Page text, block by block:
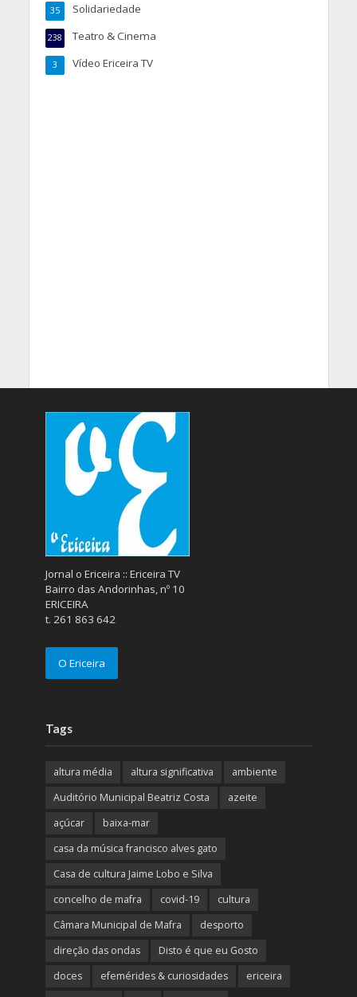
Solidariedade
35
Teatro & Cinema
238
Vídeo Ericeira TV
3
Jornal o Ericeira :: Ericeira TV
Bairro das Andorinhas, nº 10
ERICEIRA
t. 261 863 642
O Ericeira
Tags
altura média altura significativa
ambiente
Auditório Municipal Beatriz Costa
azeite
açúcar
baixa-mar
casa da música francisco alves gato
Casa de cultura Jaime Lobo e Silva
concelho de mafra
covid-19
cultura
Câmara Municipal de Mafra
desporto
direção das ondas
Disto é que eu Gosto
doces
efemérides & curiosidades
ericeira